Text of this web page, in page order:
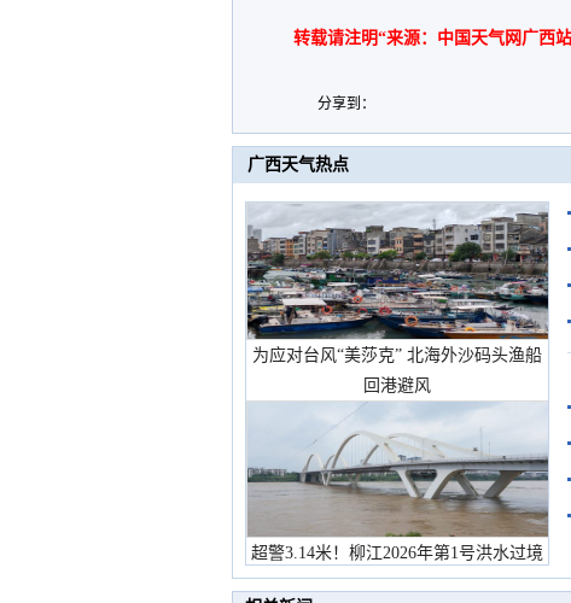
转载请注明“来源：中国天气网广西站
分享到：
广西天气热点
为应对台风“美莎克” 北海外沙码头渔船
回港避风
超警3.14米！柳江2026年第1号洪水过境
市民在堤岸见证汛况